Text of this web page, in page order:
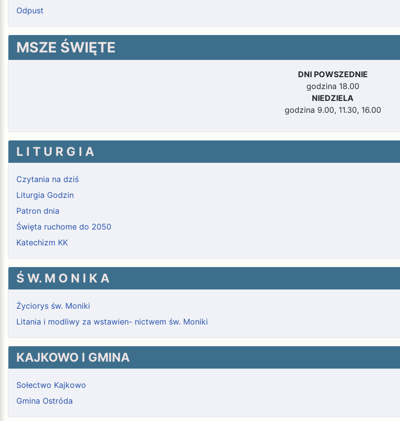
Odpust
MSZE ŚWIĘTE
DNI POWSZEDNIE
godzina 18.00
NIEDZIELA
godzina 9.00, 11.30, 16.00
L I T U R G I A
Czytania na dziś
Liturgia Godzin
Patron dnia
Święta ruchome do 2050
Katechizm KK
Ś W. M O N I K A
Życiorys św. Moniki
Litania i modliwy za wstawien- nictwem św. Moniki
KAJKOWO I GMINA
Sołectwo Kajkowo
Gmina Ostróda